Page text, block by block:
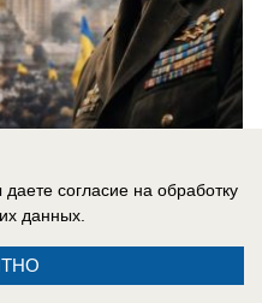
спасет ли
согласие на обработку
данных.